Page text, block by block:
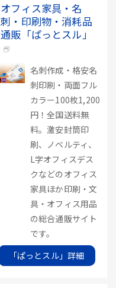
オフィス家具・名
刺・印刷物・消耗品
通販「ぱっとスル」
名刺作成・格安名
刺印刷・両面フル
カラー100枚1,200
円！全国送料無
料。激安封筒印
刷、ノベルティ、
L字オフィスデス
クなどのオフィス
家具ほか印刷・文
具・オフィス用品
の総合通販サイト
です。
「ぱっとスル」詳細